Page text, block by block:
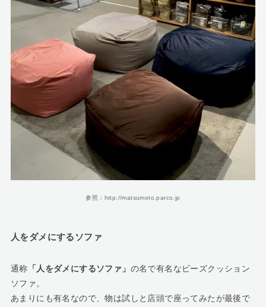
参照：http://matsumoto.parco.jp
人をダメにするソファ
通称 「人をダメにするソファ」 の名で有名なビーズクッション
ソファ。
あまりにも有名なので、物は試しと店頭で座ってみたが最後で